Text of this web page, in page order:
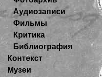
Аудиозаписи
Фильмы
Критика
Библиография
Контекст
Музеи